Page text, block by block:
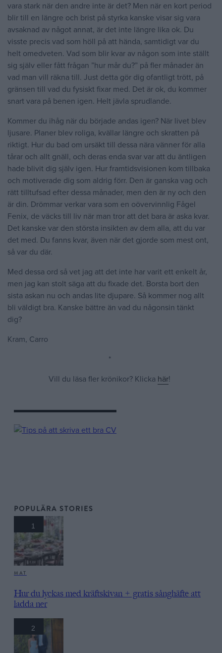
vara stark när den andre inte är det? Men när en kort period
blir till en längre och brist på styrka kanske visar sig vara
avsaknad av något annat, är det inte längre lika ok. Du
visste precis vad som höll på att hända, samtidigt var du
helt omedveten. Vad som blir kvar av någon som inte ställt
sig själv eller fått frågan ”hur mår du?” på fler månader än
vad man vill räkna till. Just detta gör dig ofantligt trött, på
gränsen till vad du fysiskt fixar med. Det är ok, du kommer
snart vara på benen igen. Helt jävla sprudlande.
Kommer du ihåg när du började andas igen? När livet blev
ljusare. Planer blev roliga, kvällar längre och skratten på
riktigt. Hur du bad om ursäkt till dessa nära vänner för alla
tårar och allt gnäll, och deras enda svar var att du äntligen
hade blivit dig själv igen. Hur framtidsvisionen kom tillbaka
och motiverade dig som aldrig förr. Den är ganska vag och
rätt tilltufsad efter dessa månader, men den är ny och den
är din. Drömmar verkar vara som en oövervinnlig Fågel
Fenix, de väcks till liv när man tror att det bara är aska kvar.
Det kanske var den största insikten av dem alla, att du var
det med. Du fanns kvar, även när det gjorde som mest ont,
så var du där.
Med dessa ord så vet jag att det inte har varit ett enkelt år,
men jag kan stolt säga att du fixade det. Borsta bort den
sista askan nu och andas lite djupare. Så kommer nog allt
bli väldigt bra. Kanske bättre än vad du någonsin tänkt
dig?
Kram, Carro
*
Vill du läsa fler krönikor? Klicka här!
POPULÄRA STORIES
1
MAT
Hur du lyckas med kräftskivan + gratis sånghäfte att
ladda ner
2